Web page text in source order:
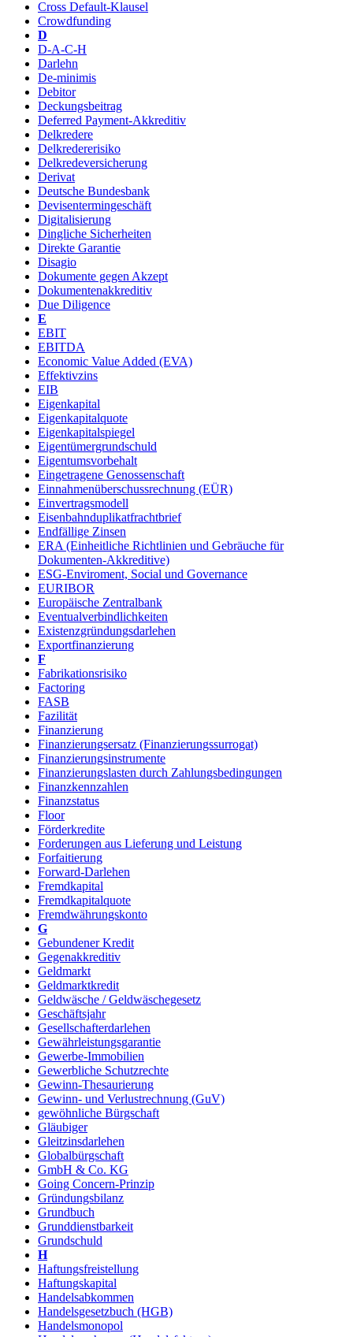
Cross Default-Klausel
Crowdfunding
D
D-A-C-H
Darlehn
De-minimis
Debitor
Deckungsbeitrag
Deferred Payment-Akkreditiv
Delkredere
Delkredererisiko
Delkredeversicherung
Derivat
Deutsche Bundesbank
Devisentermingeschäft
Digitalisierung
Dingliche Sicherheiten
Direkte Garantie
Disagio
Dokumente gegen Akzept
Dokumentenakkreditiv
Due Diligence
E
EBIT
EBITDA
Economic Value Added (EVA)
Effektivzins
EIB
Eigenkapital
Eigenkapitalquote
Eigenkapitalspiegel
Eigentümergrundschuld
Eigentumsvorbehalt
Eingetragene Genossenschaft
Einnahmenüberschussrechnung (EÜR)
Einvertragsmodell
Eisenbahnduplikatfrachtbrief
Endfällige Zinsen
ERA (Einheitliche Richtlinien und Gebräuche für
Dokumenten-Akkreditive)
ESG-Enviroment, Social und Governance
EURIBOR
Europäische Zentralbank
Eventualverbindlichkeiten
Existenzgründungsdarlehen
Exportfinanzierung
F
Fabrikationsrisiko
Factoring
FASB
Fazilität
Finanzierung
Finanzierungsersatz (Finanzierungssurrogat)
Finanzierungsinstrumente
Finanzierungslasten durch Zahlungsbedingungen
Finanzkennzahlen
Finanzstatus
Floor
Förderkredite
Forderungen aus Lieferung und Leistung
Forfaitierung
Forward-Darlehen
Fremdkapital
Fremdkapitalquote
Fremdwährungskonto
G
Gebundener Kredit
Gegenakkreditiv
Geldmarkt
Geldmarktkredit
Geldwäsche / Geldwäschegesetz
Geschäftsjahr
Gesellschafterdarlehen
Gewährleistungsgarantie
Gewerbe-Immobilien
Gewerbliche Schutzrechte
Gewinn-Thesaurierung
Gewinn- und Verlustrechnung (GuV)
gewöhnliche Bürgschaft
Gläubiger
Gleitzinsdarlehen
Globalbürgschaft
GmbH & Co. KG
Going Concern-Prinzip
Gründungsbilanz
Grundbuch
Grunddienstbarkeit
Grundschuld
H
Haftungsfreistellung
Haftungskapital
Handelsabkommen
Handelsgesetzbuch (HGB)
Handelsmonopol